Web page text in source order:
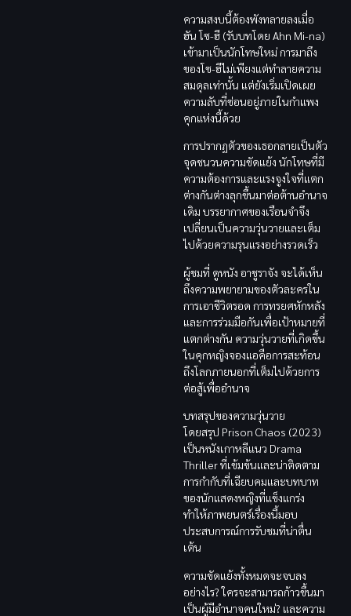
ความสงบนี้ต้องพังทลายลงเมื่อ
ฮัน โซ-ฮี (รับบทโดย Ahn Mi-na)
เข้ามาเป็นนักโทษใหม่ การมาถึง
ของโซ-ฮีไม่เพียงแต่ทำลายความ
สมดุลเท่านั้น แต่ยังเริ่มเปิดเผย
ความลับที่ซ่อนอยู่ภายในกำแพง
คุกแห่งนี้ด้วย
การปรากฏตัวของเธอกลายเป็นตัว
จุดชนวนความขัดแย้ง นักโทษที่มี
ความต้องการและแรงจูงใจที่แตก
ต่างกันต่างลุกขึ้นมาต่อต้านอำนาจ
เดิม บรรยากาศของเรือนจำจึง
เปลี่ยนเป็นความวุ่นวายและเต็ม
ไปด้วยความรุนแรงอย่างรวดเร็ว
ผู้ชมที่ ดูหนัง อาชูราจัง จะได้เห็น
ถึงความพยายามของตัวละครใน
การเอาชีวิตรอด การทรยศหักหลัง
และการร่วมมือกันเพื่อเป้าหมายที่
แตกต่างกัน ความวุ่นวายที่เกิดขึ้น
ในคุกหญิงจองแอคือการสะท้อน
ถึงโลกภายนอกที่เต็มไปด้วยการ
ต่อสู้เพื่ออำนาจ
บทสรุปของความวุ่นวาย
โดยสรุป Prison Chaos (2023)
เป็นหนังเกาหลีแนว Drama
Thriller ที่เข้มข้นและน่าติดตาม
การกำกับที่เฉียบคมและบทบาท
ของนักแสดงหญิงที่แข็งแกร่ง
ทำให้ภาพยนตร์เรื่องนี้มอบ
ประสบการณ์การรับชมที่น่าตื่น
เต้น
ความขัดแย้งทั้งหมดจะจบลง
อย่างไร? ใครจะสามารถก้าวขึ้นมา
เป็นผู้มีอำนาจคนใหม่? และความ